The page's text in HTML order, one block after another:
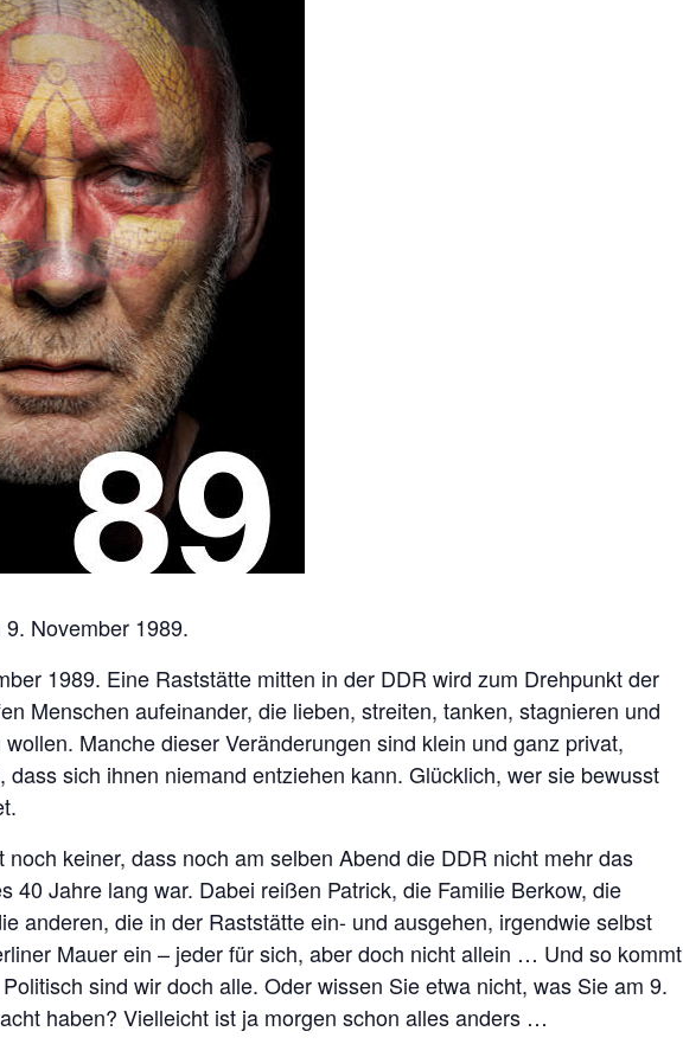
November 1989.
1989. Eine Raststätte mitten in der DDR wird zum Drehpunkt der
Menschen aufeinander, die lieben, streiten, tanken, stagnieren und
Manche dieser Veränderungen sind klein und ganz privat,
dass sich ihnen niemand entziehen kann. Glücklich, wer sie bewusst
noch keiner, dass noch am selben Abend die DDR nicht mehr das
40 Jahre lang war. Dabei reißen Patrick, die Familie Berkow, die
anderen, die in der Raststätte ein- und ausgehen, irgendwie selbst
Mauer ein – jeder für sich, aber doch nicht allein … Und so kommt
sind wir doch alle. Oder wissen Sie etwa nicht, was Sie am 9.
haben? Vielleicht ist ja morgen schon alles anders …